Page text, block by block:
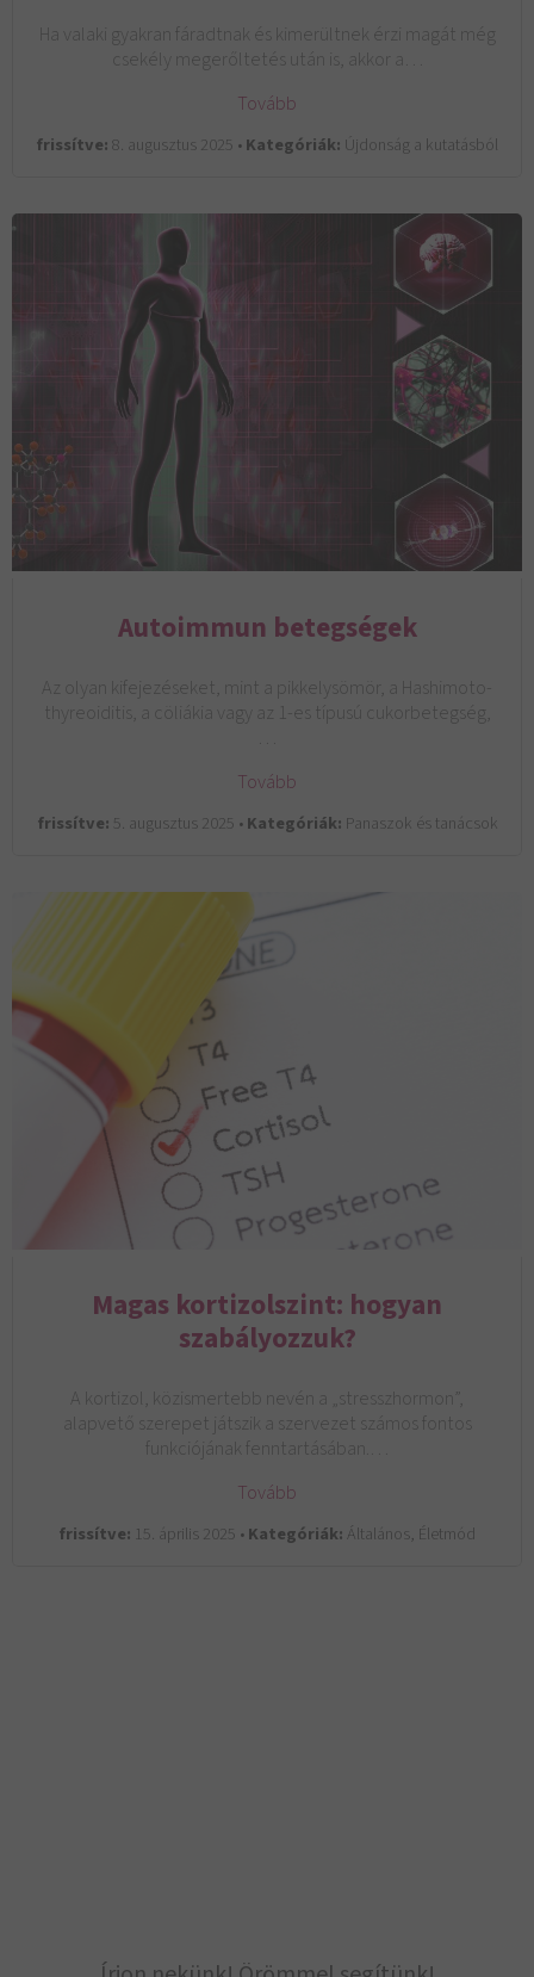
Ha valaki gyakran fáradtnak és kimerültnek érzi magát még
csekély megerőltetés után is, akkor a…
Tovább
frissítve:8. augusztus 2025 •Kategóriák: Újdonság a kutatásból
Autoimmun betegségek
Az olyan kifejezéseket, mint a pikkelysömör, a Hashimoto-
thyreoiditis, a cöliákia vagy az 1-es típusú cukorbetegség,
Tovább
frissítve: 5. augusztus 2025 •Kategóriák: Panaszok és tanácsok
Magas kortizolszint: hogyan
szabályozzuk?
A kortizol, közismertebb nevén a „stresszhormon”,
alapvető szerepet játszik a szervezet számos fontos
funkciójának fenntartásában.…
Tovább
frissítve: 15. április 2025 •Kategóriák: Általános, Életmód